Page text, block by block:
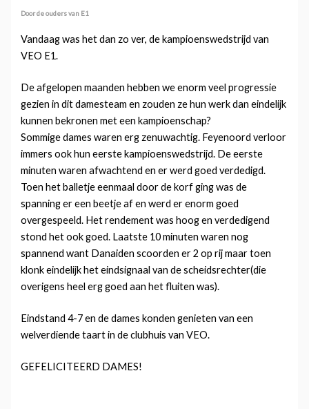
Door de ouders van E1
Vandaag was het dan zo ver, de kampioenswedstrijd van
VEO E1.
De afgelopen maanden hebben we enorm veel progressie
gezien in dit damesteam en zouden ze hun werk dan eindelijk
kunnen bekronen met een kampioenschap?
Sommige dames waren erg zenuwachtig. Feyenoord verloor
immers ook hun eerste kampioenswedstrijd. De eerste
minuten waren afwachtend en er werd goed verdedigd.
Toen het balletje eenmaal door de korf ging was de
spanning er een beetje af en werd er enorm goed
overgespeeld. Het rendement was hoog en verdedigend
stond het ook goed. Laatste 10 minuten waren nog
spannend want Danaiden scoorden er 2 op rij maar toen
klonk eindelijk het eindsignaal van de scheidsrechter(die
overigens heel erg goed aan het fluiten was).
Eindstand 4-7 en de dames konden genieten van een
welverdiende taart in de clubhuis van VEO.
GEFELICITEERD DAMES!